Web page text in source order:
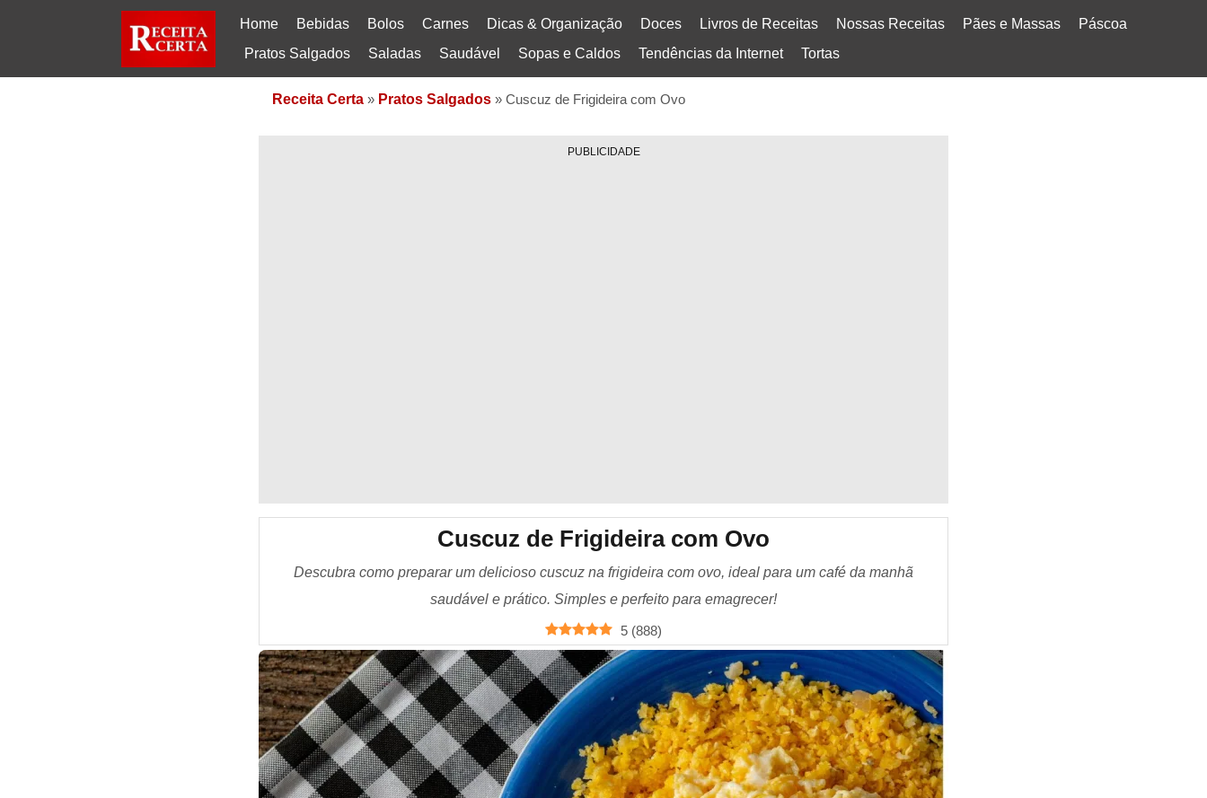
Home Bebidas Bolos Carnes Dicas & Organização Doces Livros de Receitas Nossas Receitas Pães e Massas
Páscoa
Pratos Salgados
Saladas Saudável Sopas e Caldos Tendências da Internet Tortas
Receita Certa » Pratos Salgados » Cuscuz de Frigideira com Ovo
PUBLICIDADE
Cuscuz de Frigideira com Ovo
Descubra como preparar um delicioso cuscuz na frigideira com ovo, ideal para um café da manhã
saudável e prático. Simples e perfeito para emagrecer!
5 (888)